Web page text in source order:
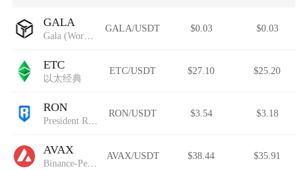
GALA
Gala (Wormhole)
GALA/USDT $0.03 $0.03
ETC
以太经典
ETC/USDT $27.10 $25.20
RON
President Ron DeSantis
RON/USDT $3.54 $3.18
AVAX
Binance-Peg Avalanche
AVAX/USDT $38.44 $35.91